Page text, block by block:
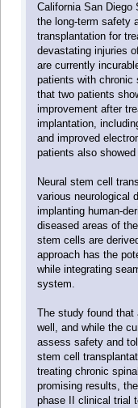
California San Diego
the long-term safety
transplantation for
devastating injuries
are currently
patients with chronic
that two patients
improvement after
implantation,
and improved
patients also
Neural stem cell
various neurological
implanting human-
diseased areas of
stem cells are
approach has the
while integrating
system.
The study found that
well, and while the
assess safety and
stem cell
treating chronic
promising results,
phase II clinical trial